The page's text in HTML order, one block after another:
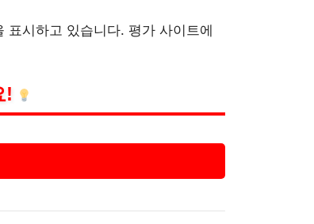
표시하고 있습니다. 평가 사이트에
!